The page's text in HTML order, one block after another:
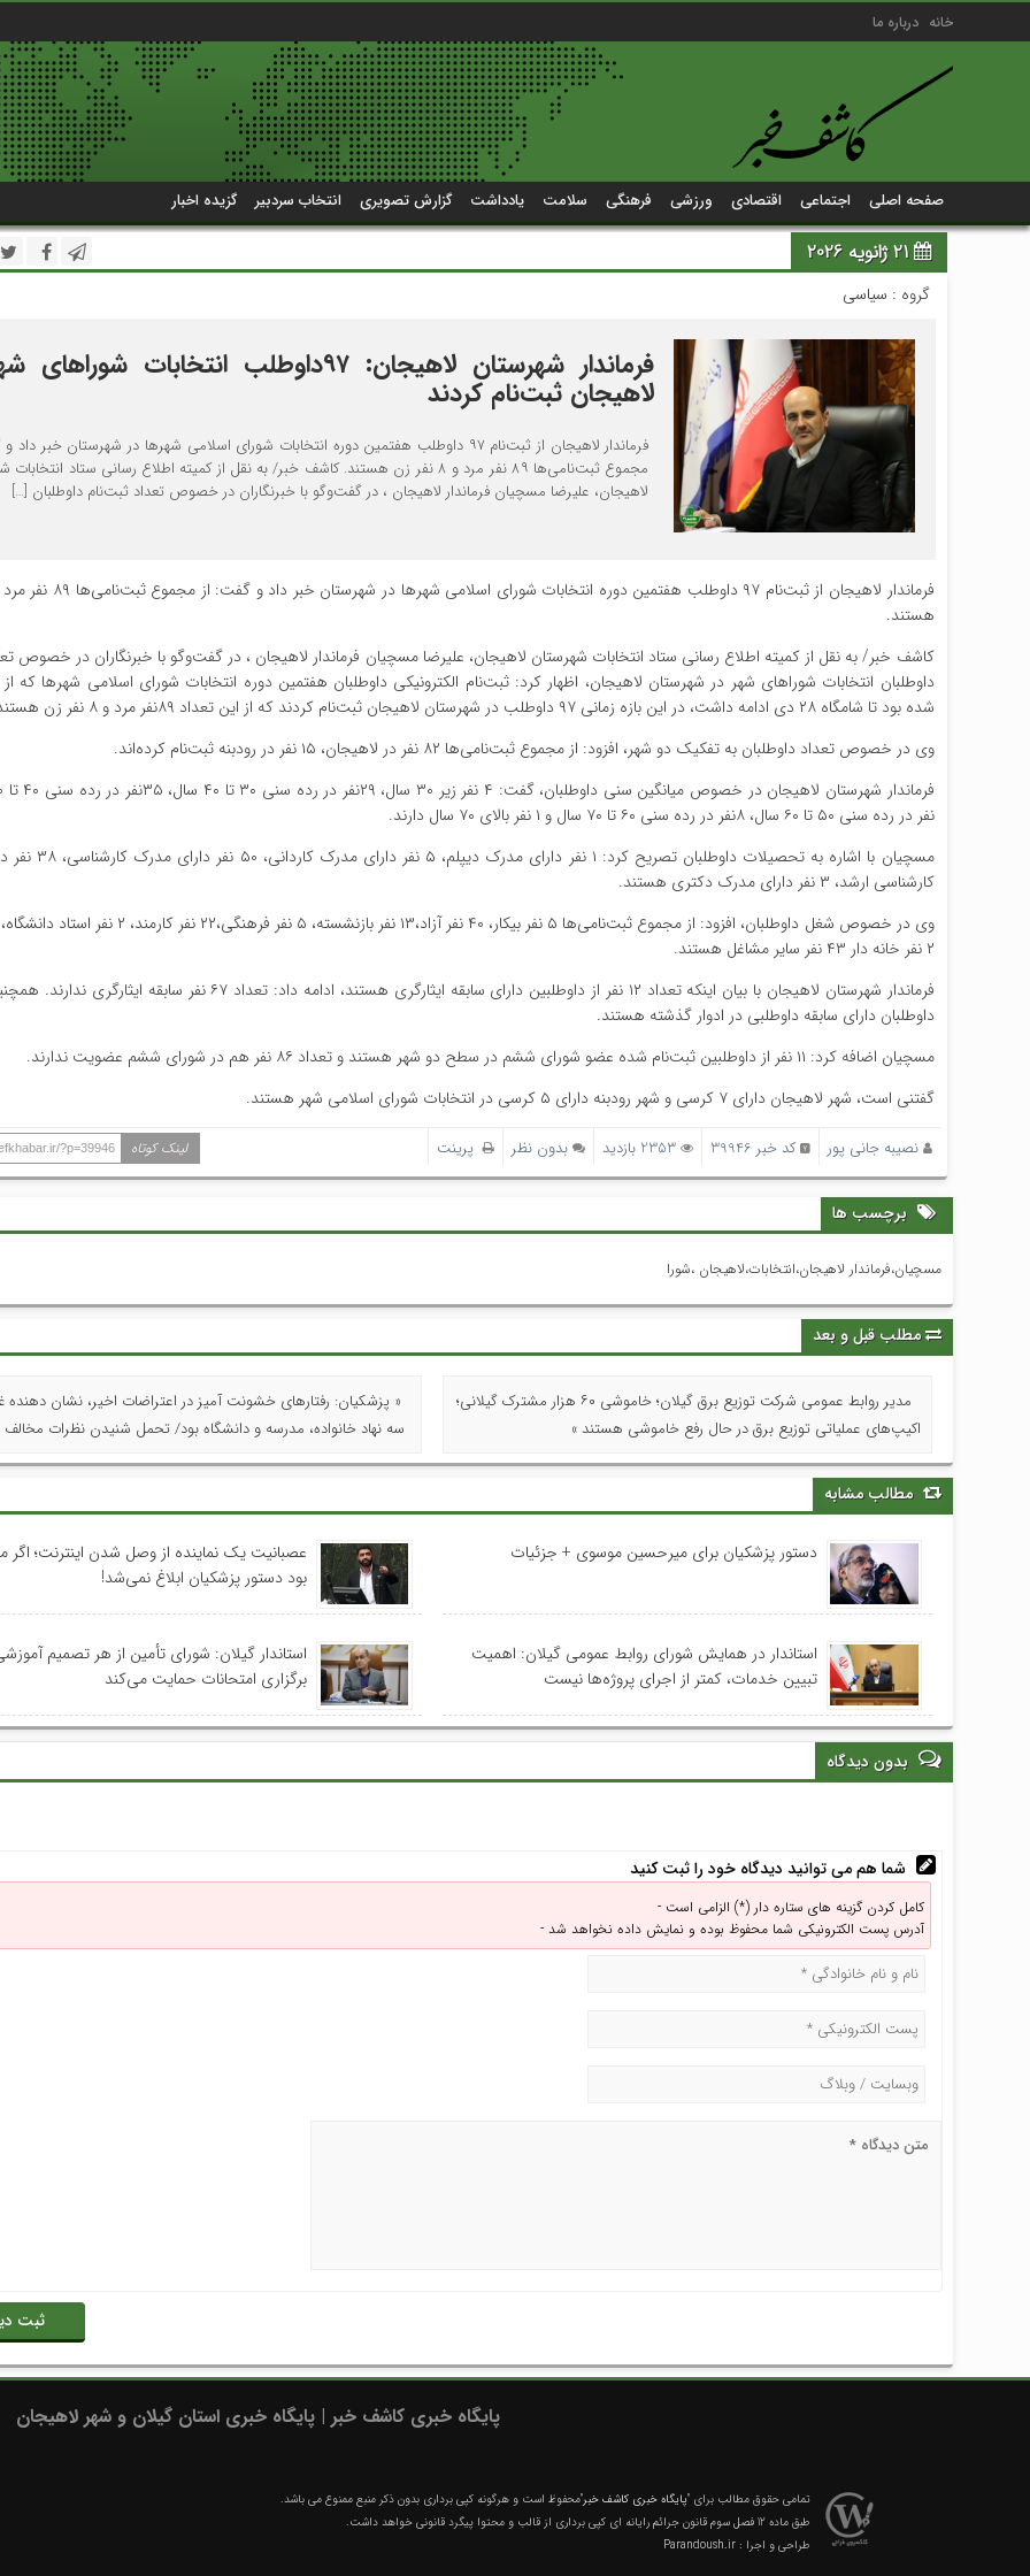
خانه درباره ما
صفحه اصلی اجتماعی اقتصادی ورزشی فرهنگی سلامت یادداشت گزارش تصویری انتخاب سردبیر گزیده اخبار
21 ژانویه 2026
گروه : سیاسی
فرماندار شهرستان لاهیجان: ۹۷داوطلب انتخابات
لاهیجان ثبت‌نام کردند
فرماندار لاهیجان از ثبت‌نام ۹۷ داوطلب هفتمین دوره انتخابات شورای اسلامی شهرها در شهرستان خبر
مجموع ثبت‌نامی‌ها ۸۹ نفر مرد و ۸ نفر زن هستند. کاشف خبر/ به نقل از کمیته اطلاع رسانی ستاد
لاهیجان، علیرضا مسچیان فرماندار لاهیجان ، در گفت‌وگو با خبرنگاران در خصوص تعداد ثبت‌نام داوطلبان […]
هستند.
کاشف خبر/ به نقل از کمیته اطلاع رسانی ستاد انتخابات شهرستان لاهیجان، علیرضا مسچیان فرماندار لاهیجان ، در گفت‌وگو با خبرنگاران در خصوص
شده بود تا شامگاه ۲۸ دی ادامه داشت، در این بازه زمانی ۹۷ داوطلب در شهرستان لاهیجان ثبت‌نام کردند که از این تعداد ۸۹نفر مرد و ۸ نفر زن هستند.
وی در خصوص تعداد داوطلبان به تفکیک دو شهر، افزود: از مجموع ثبت‌نامی‌ها ۸۲ نفر در لاهیجان، ۱۵ نفر در رودبنه ثبت‌نام کرده‌اند.
نفر در رده سنی ۵۰ تا ۶۰ سال، ۸نفر در رده سنی ۶۰ تا ۷۰ سال و ۱ نفر بالای ۷۰ سال دارند.
مسچیان با اشاره به تحصیلات داوطلبان تصریح
کارشناسی ارشد، ۳ نفر دارای مدرک دکتری هستند.
۲ نفر خانه دار ۴۳ نفر سایر مشاغل هستند.
داوطلبان دارای سابقه داوطلبی در ادوار گذشته هستند.
مسچیان اضافه کرد: ۱۱ نفر از داوطلبین ثبت‌نام شده عضو شورای ششم در سطح دو شهر هستند و تعداد ۸۶ نفر هم در شورای ششم عضویت ندارند.
گفتنی است، شهر لاهیجان دارای ۷ کرسی و شهر رودبنه دارای ۵ کرسی در انتخابات شورای اسلامی شهر هستند.
نصیبه جانی پور کد خبر 39946 2353 بازدید بدون نظر پرینت لینک کوتاه ?p=39946
برچسب ها
مسچیان،فرماندار لاهیجان،انتخابات،لاهیجان ،شورا
مطلب قبل و بعد
مدیر روابط عمومی شرکت توزیع برق گیلان؛ خاموشی ۶۰ هزار مشترک گیلانی؛
اکیپ‌های عملیاتی توزیع برق در حال رفع خاموشی هستند »
« پزشکیان: رفتارهای خشونت آمیز در اعتراضات اخیر، نشان دهنده
سه نهاد خانواده، مدرسه و دانشگاه بود/ تحمل شنیدن نظرات مخالف
مطالب مشابه
دستور پزشکیان برای میرحسین موسوی + جزئیات
عصبانیت یک نماینده از وصل شدن اینترنت؛ اگر
بود دستور پزشکیان ابلاغ نمی‌شد!
استاندار در همایش شورای روابط عمومی‌ گیلان: اهمیت
تبیین خدمات، کمتر از اجرای پروژه‌ها نیست
استاندار گیلان: شورای تأمین از هر تصمیم
برگزاری امتحانات حمایت می‌کند
بدون دیدگاه
شما هم می توانید دیدگاه خود را ثبت کنید
کامل کردن گزینه های ستاره دار (*) الزامی است -
آدرس پست الکترونیکی شما محفوظ بوده و نمایش داده نخواهد شد -
پایگاه خبری کاشف خبر | پایگاه خبری استان گیلان و شهر لاهیجان
تمامی حقوق مطالب برای "پایگاه خبری کاشف خبر"محفوظ است و هرگونه کپی برداری بدون ذکر منبع ممنوع می باشد.
طبق ماده 12 فصل سوم قانون جرائم رایانه ای کپی برداری از قالب و محتوا پیگرد قانونی خواهد داشت.
طراحی و اجرا : Parandoush.ir